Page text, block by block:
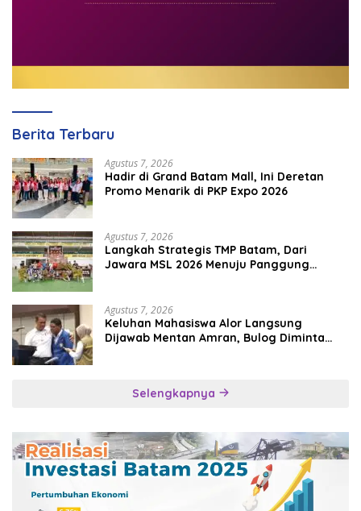
Berita Terbaru
Agustus 7, 2026
Hadir di Grand Batam Mall, Ini Deretan
Promo Menarik di PKP Expo 2026
Agustus 7, 2026
Langkah Strategis TMP Batam, Dari
Jawara MSL 2026 Menuju Panggung
Agustus 7, 2026
Keluhan Mahasiswa Alor Langsung
Dijawab Mentan Amran, Bulog Diminta
Selengkapnya